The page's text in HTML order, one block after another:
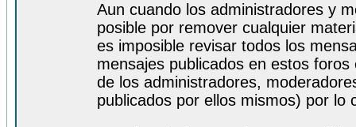
Aun cuando los administradores y
posible por remover cualquier
es imposible revisar todos los
mensajes publicados en estos
de los administradores,
publicados por ellos mismos) por lo